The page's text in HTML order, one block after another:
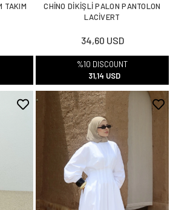
TAKIM
CHİNO DİKİŞLİ PALON PANTOLON
LACİVERT
34,60 USD
%10 DISCOUNT
31,14 USD